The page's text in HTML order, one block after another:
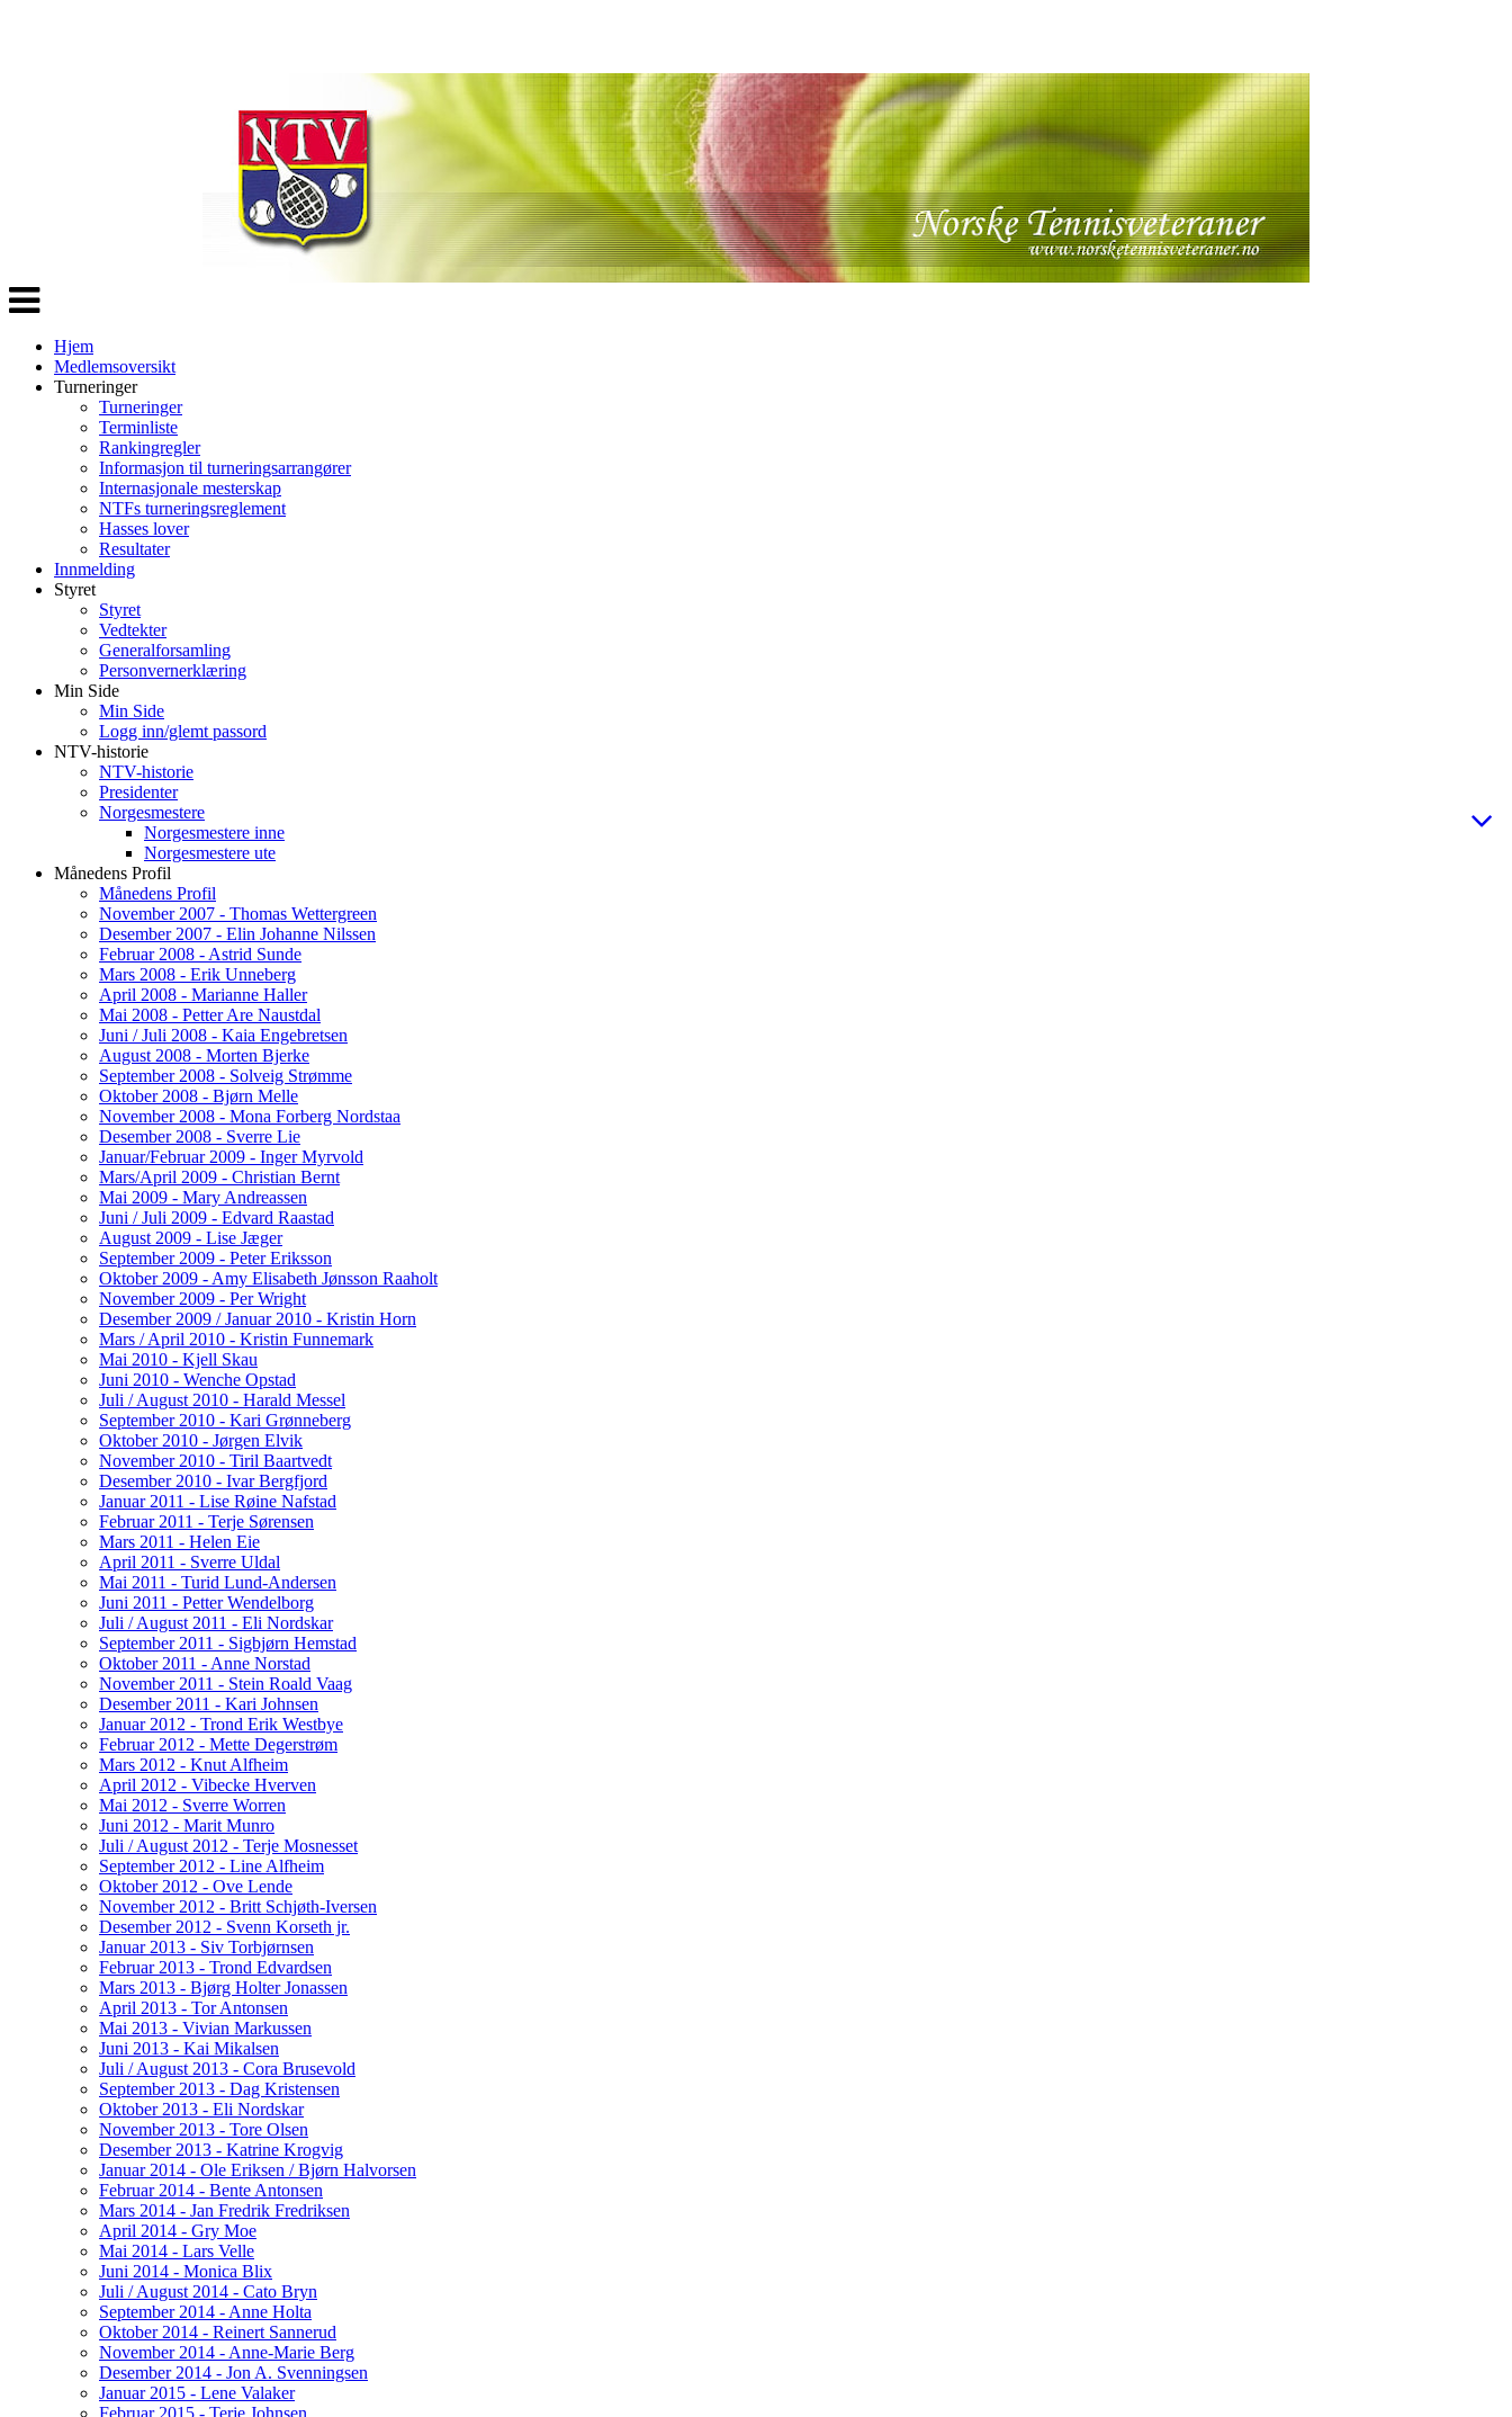
Veksle
navigasjon
Hjem
Medlemsoversikt
Turneringer
Turneringer
Terminliste
Rankingregler
Informasjon til turneringsarrangører
Internasjonale mesterskap
NTFs turneringsreglement
Hasses lover
Resultater
Innmelding
Styret
Styret
Vedtekter
Generalforsamling
Personvernerklæring
Min Side
Min Side
Logg inn/glemt passord
NTV-historie
NTV-historie
Presidenter
Norgesmestere
Norgesmestere inne
Norgesmestere ute
Månedens Profil
Månedens Profil
November 2007 - Thomas Wettergreen
Desember 2007 - Elin Johanne Nilssen
Februar 2008 - Astrid Sunde
Mars 2008 - Erik Unneberg
April 2008 - Marianne Haller
Mai 2008 - Petter Are Naustdal
Juni / Juli 2008 - Kaia Engebretsen
August 2008 - Morten Bjerke
September 2008 - Solveig Strømme
Oktober 2008 - Bjørn Melle
November 2008 - Mona Forberg Nordstaa
Desember 2008 - Sverre Lie
Januar/Februar 2009 - Inger Myrvold
Mars/April 2009 - Christian Bernt
Mai 2009 - Mary Andreassen
Juni / Juli 2009 - Edvard Raastad
August 2009 - Lise Jæger
September 2009 - Peter Eriksson
Oktober 2009 - Amy Elisabeth Jønsson Raaholt
November 2009 - Per Wright
Desember 2009 / Januar 2010 - Kristin Horn
Mars / April 2010 - Kristin Funnemark
Mai 2010 - Kjell Skau
Juni 2010 - Wenche Opstad
Juli / August 2010 - Harald Messel
September 2010 - Kari Grønneberg
Oktober 2010 - Jørgen Elvik
November 2010 - Tiril Baartvedt
Desember 2010 - Ivar Bergfjord
Januar 2011 - Lise Røine Nafstad
Februar 2011 - Terje Sørensen
Mars 2011 - Helen Eie
April 2011 - Sverre Uldal
Mai 2011 - Turid Lund-Andersen
Juni 2011 - Petter Wendelborg
Juli / August 2011 - Eli Nordskar
September 2011 - Sigbjørn Hemstad
Oktober 2011 - Anne Norstad
November 2011 - Stein Roald Vaag
Desember 2011 - Kari Johnsen
Januar 2012 - Trond Erik Westbye
Februar 2012 - Mette Degerstrøm
Mars 2012 - Knut Alfheim
April 2012 - Vibecke Hverven
Mai 2012 - Sverre Worren
Juni 2012 - Marit Munro
Juli / August 2012 - Terje Mosnesset
September 2012 - Line Alfheim
Oktober 2012 - Ove Lende
November 2012 - Britt Schjøth-Iversen
Desember 2012 - Svenn Korseth jr.
Januar 2013 - Siv Torbjørnsen
Februar 2013 - Trond Edvardsen
Mars 2013 - Bjørg Holter Jonassen
April 2013 - Tor Antonsen
Mai 2013 - Vivian Markussen
Juni 2013 - Kai Mikalsen
Juli / August 2013 - Cora Brusevold
September 2013 - Dag Kristensen
Oktober 2013 - Eli Nordskar
November 2013 - Tore Olsen
Desember 2013 - Katrine Krogvig
Januar 2014 - Ole Eriksen / Bjørn Halvorsen
Februar 2014 - Bente Antonsen
Mars 2014 - Jan Fredrik Fredriksen
April 2014 - Gry Moe
Mai 2014 - Lars Velle
Juni 2014 - Monica Blix
Juli / August 2014 - Cato Bryn
September 2014 - Anne Holta
Oktober 2014 - Reinert Sannerud
November 2014 - Anne-Marie Berg
Desember 2014 - Jon A. Svenningsen
Januar 2015 - Lene Valaker
Februar 2015 - Terje Johnsen